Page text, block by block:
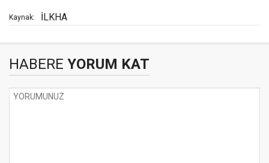
Kaynak: İLKHA
HABERE YORUM KAT